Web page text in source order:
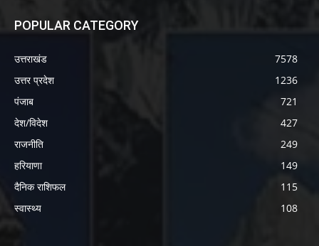
POPULAR CATEGORY
उत्तराखंड
7578
उत्तर प्रदेश
1236
पंजाब
721
देश/विदेश
427
राजनीति
249
हरियाणा
149
दैनिक राशिफल
115
स्वास्थ्य
108